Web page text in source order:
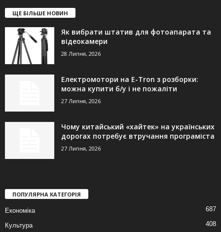
ЩЕ БІЛЬШЕ НОВИН
Як вибрати штатив для фотоапарата та
відеокамери
28 Липня, 2026
Електромотори на E-Tron з розборки:
можна купити б/у і не пожаліти
27 Липня, 2026
Чому китайський «хайтек» на українських
дорогах потребує втручання програміста
27 Липня, 2026
ПОПУЛЯРНА КАТЕГОРІЯ
Економіка 687
Культура 408